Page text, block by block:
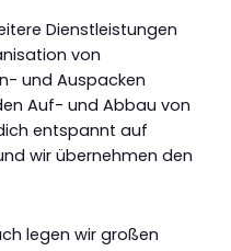
Dienstleistungen
von
und Auspacken
Auf- und Abbau von
entspannt auf
wir übernehmen den
legen wir großen